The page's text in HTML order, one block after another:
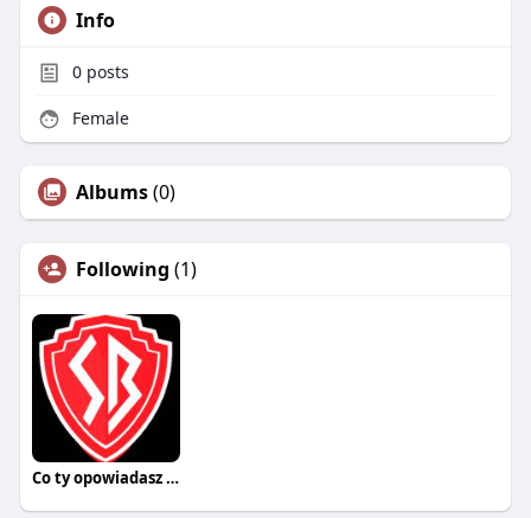
Info
0posts
Female
Albums(0)
Following (1)
Co ty opowiadasz za historiee